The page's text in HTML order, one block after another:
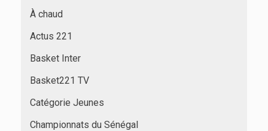
À chaud
Actus 221
Basket Inter
Basket221 TV
Catégorie Jeunes
Championnats du Sénégal